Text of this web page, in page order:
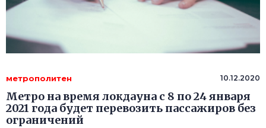
метрополитен 10.12.2020
Метро на время локдауна с 8 по 24 января
2021 года будет перевозить пассажиров без
ограничений